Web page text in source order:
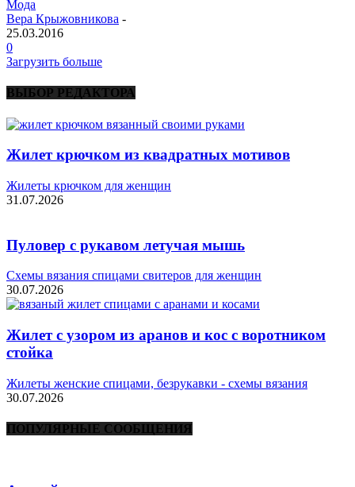
Мода
Вера Крыжовникова -
25.03.2016
0
Загрузить больше
ВЫБОР РЕДАКТОРА
Жилет крючком из квадратных мотивов
Жилеты крючком для женщин
31.07.2026
Пуловер с рукавом летучая мышь
Схемы вязания спицами свитеров для женщин
30.07.2026
Жилет с узором из аранов и кос с воротником
стойка
Жилеты женские спицами, безрукавки - схемы вязания
30.07.2026
ПОПУЛЯРНЫЕ СООБЩЕНИЯ